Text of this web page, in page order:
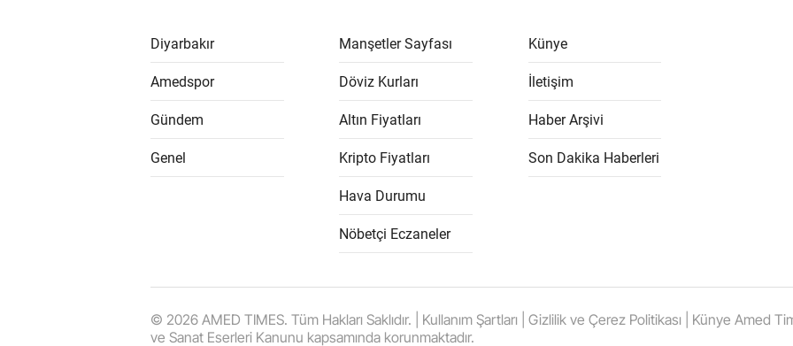
Diyarbakır
Amedspor
Gündem
Genel
Manşetler Sayfası
Döviz Kurları
Altın Fiyatları
Kripto Fiyatları
Hava Durumu
Nöbetçi Eczaneler
Künye
İletişim
Haber Arşivi
Son Dakika Haberleri
© 2026 AMED TIMES. Tüm Hakları Saklıdır. | Kullanım Şartları | Gizlilik ve Çerez Politikası | Künye Amed
ve Sanat Eserleri Kanunu kapsamında korunmaktadır.